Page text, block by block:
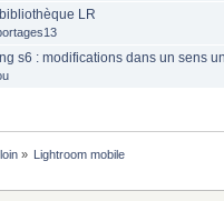
LR
s6 : modifications dans un sens
» Lightroom mobile